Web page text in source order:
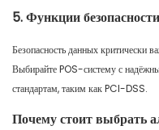
5. Функции безопасности
Безопасность данных критически
Выбирайте POS-систему с
стандартам, таким как PCI-DSS.
Почему стоит выбрать